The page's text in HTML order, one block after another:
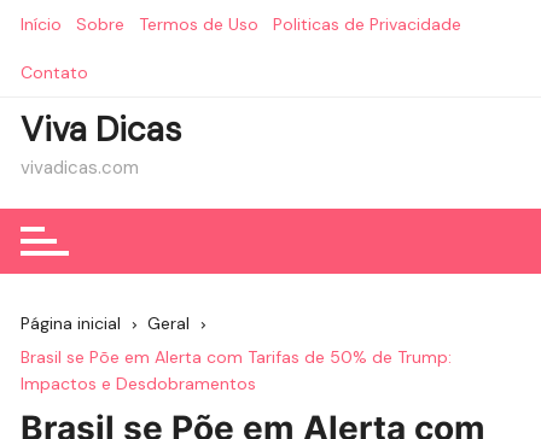
Início Sobre Termos de Uso Politicas de Privacidade
Contato
Viva Dicas
vivadicas.com
Página inicial
Geral
Brasil se Põe em Alerta com Tarifas de 50% de Trump:
Impactos e Desdobramentos
Brasil se Põe em Alerta com